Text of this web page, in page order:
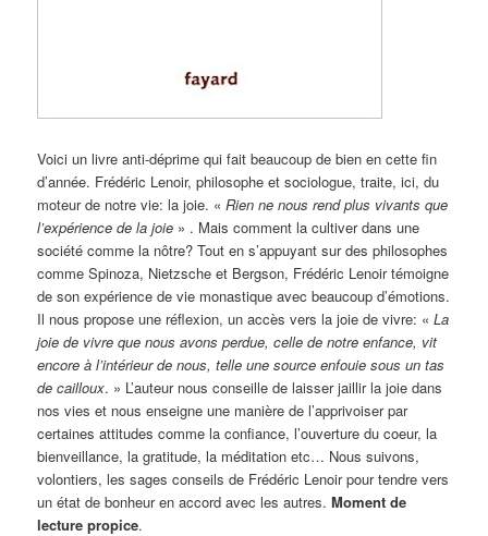
Voici un livre anti-déprime qui fait beaucoup de bien en cette fin
d’année. Frédéric Lenoir, philosophe et sociologue, traite, ici, du
moteur de notre vie: la joie. «Rien ne nous rend plus vivants que
l’expérience de la joie » . Mais comment la cultiver dans une
société comme la nôtre? Tout en s’appuyant sur des philosophes
comme Spinoza, Nietzsche et Bergson, Frédéric Lenoir témoigne
de son expérience de vie monastique avec beaucoup d’émotions.
Il nous propose une réflexion, un accès vers la joie de vivre: «La
joie de vivre que nous avons perdue, celle de notre enfance, vit
encore à l’intérieur de nous, telle une source enfouie sous un tas
de cailloux. » L’auteur nous conseille de laisser jaillir la joie dans
nos vies et nous enseigne une manière de l’apprivoiser par
certaines attitudes comme la confiance, l’ouverture du coeur, la
bienveillance, la gratitude, la méditation etc… Nous suivons,
volontiers, les sages conseils de Frédéric Lenoir pour tendre vers
un état de bonheur en accord avec les autres.Moment de
lecture propice.